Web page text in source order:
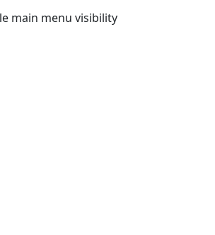
main menu visibility